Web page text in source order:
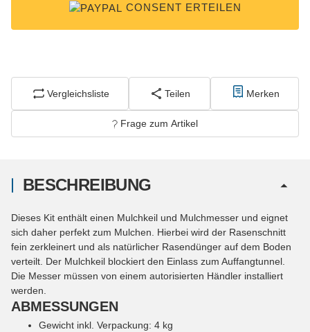
CONSENT ERTEILEN
Vergleichsliste Teilen Merken
Frage zum Artikel
BESCHREIBUNG
Dieses Kit enthält einen Mulchkeil und Mulchmesser und eignet
sich daher perfekt zum Mulchen. Hierbei wird der Rasenschnitt
fein zerkleinert und als natürlicher Rasendünger auf dem Boden
verteilt. Der Mulchkeil blockiert den Einlass zum Auffangtunnel.
Die Messer müssen von einem autorisierten Händler installiert
werden.
ABMESSUNGEN
Gewicht inkl. Verpackung: 4 kg